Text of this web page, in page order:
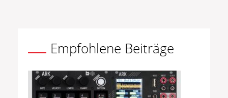
Empfohlene Beiträge